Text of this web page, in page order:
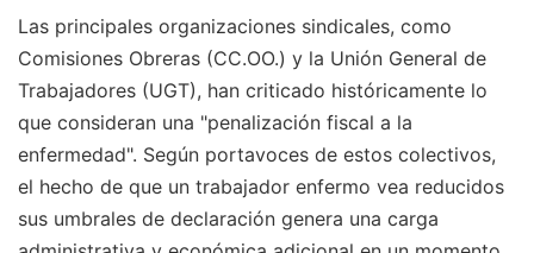
Las principales organizaciones sindicales, como
Comisiones Obreras (CC.OO.) y la Unión General de
Trabajadores (UGT), han criticado históricamente lo
que consideran una "penalización fiscal a la
enfermedad". Según portavoces de estos colectivos,
el hecho de que un trabajador enfermo vea reducidos
sus umbrales de declaración genera una carga